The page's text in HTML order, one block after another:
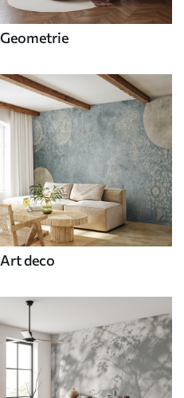
Geometrie
Art deco